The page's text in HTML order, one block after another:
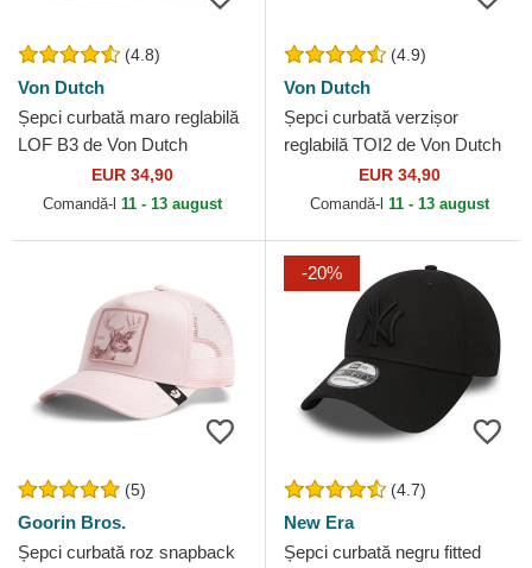
(4.8)
Von Dutch
Șepci curbată maro reglabilă
LOF B3 de Von Dutch
EUR 34,90
Comandă-l 11 - 13 august
(4.9)
Von Dutch
Șepci curbată verzișor
reglabilă TOI2 de Von Dutch
EUR 34,90
Comandă-l 11 - 13 august
(5)
Goorin Bros.
Șepci curbată roz snapback
-20%
(4.7)
New Era
Șepci curbată negru fitted